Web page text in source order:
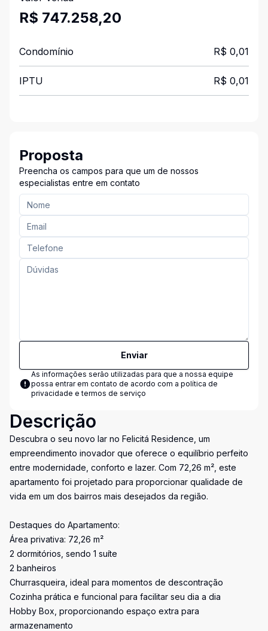
R$ 747.258,20
Condomínio R$ 0,01
IPTU R$ 0,01
Proposta
Preencha os campos para que um de nossos
especialistas entre em contato
Enviar
As informações serão utilizadas para que a nossa equipe
possa entrar em contato de acordo com a política de
privacidade e termos de serviço
Descrição
Descubra o seu novo lar no Felicitá Residence, um
empreendimento inovador que oferece o equilíbrio perfeito
entre modernidade, conforto e lazer. Com 72,26 m², este
apartamento foi projetado para proporcionar qualidade de
vida em um dos bairros mais desejados da região.
Destaques do Apartamento:
Área privativa: 72,26 m²
2 dormitórios, sendo 1 suíte
2 banheiros
Churrasqueira, ideal para momentos de descontração
Cozinha prática e funcional para facilitar seu dia a dia
Hobby Box, proporcionando espaço extra para
armazenamento